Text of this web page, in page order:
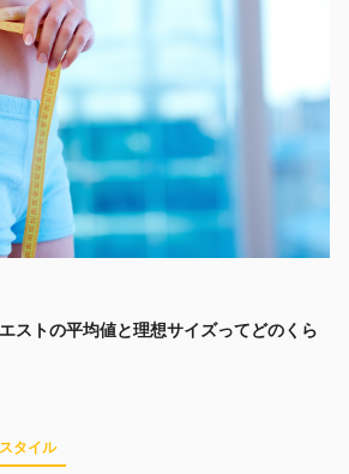
ストの平均値と理想サイズってどのくら
タイル